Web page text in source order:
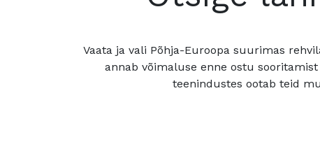
Vaata ja vali Põhja-Euroopa suurimas
annab võimaluse enne ostu
teenindustes ootab teid